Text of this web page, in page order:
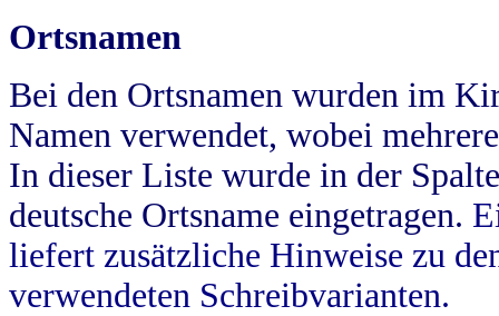
Ortsnamen
Bei den Ortsnamen wurden im
Namen verwendet, wobei
In dieser Liste wurde in der
deutsche Ortsname eingetragen.
liefert zusätzliche Hinweise zu
verwendeten Schreibvarianten.